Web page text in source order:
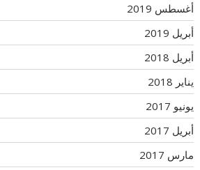
أغسطس 2019
أبريل 2019
أبريل 2018
يناير 2018
يونيو 2017
أبريل 2017
مارس 2017